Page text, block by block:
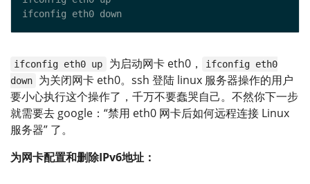
ifconfig eth0 up 为启动网卡 eth0，
ifconfig eth0
down
为关闭网卡 eth0。ssh 登陆 linux 服务器操作的用户
要小心执行这个操作了，千万不要蠢哭自己。不然你下一步
就需要去 google：“禁用 eth0 网卡后如何远程连接 Linux
服务器” 了。
为网卡配置和删除IPv6地址：